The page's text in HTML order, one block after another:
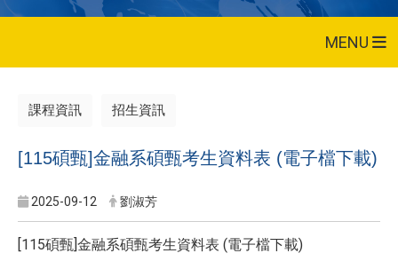
MENU
課程資訊 招生資訊
[115碩甄]金融系碩甄考生資料表 (電子檔下載)
2025-09-12 劉淑芳
[115碩甄]金融系碩甄考生資料表 (電子檔下載)